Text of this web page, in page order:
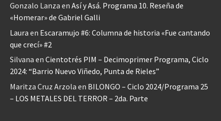
Gonzalo Lanza en Así y Asá. Programa 10. Reseña de
«Homerar» de Gabriel Galli
Laura en Escaramujo #6: Columna de historia «Fue cantando
que crecí» #2
Silvana en Cientotrés PIM – Decimoprimer Programa, Ciclo
2024: “Barrio Nuevo Viñedo, Punta de Rieles”
Maritza Cruz Arzola en BILONGO – Ciclo 2024/Programa 25
– LOS METALES DEL TERROR – 2da. Parte